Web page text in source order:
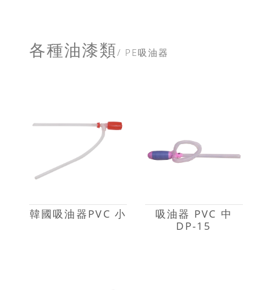
各種油漆類/ PE吸油器
韓國吸油器PVC 小
吸油器 PVC 中
DP-15